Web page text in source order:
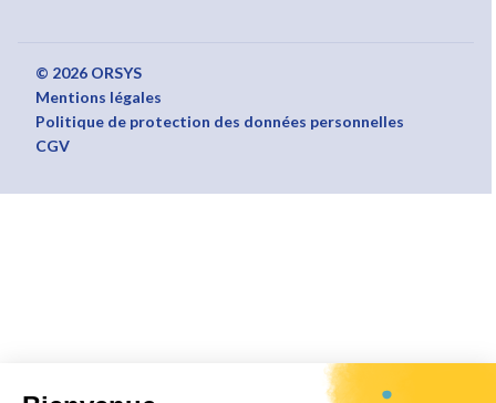
© 2026 ORSYS
Mentions légales
Politique de protection des données personnelles
CGV